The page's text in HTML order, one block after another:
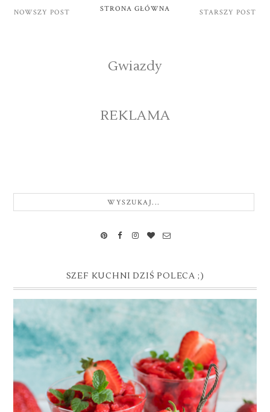
NOWSZY POST STARSZY POST
STRONA GŁÓWNA
Gwiazdy
REKLAMA
SZEF KUCHNI DZIŚ POLECA ;)